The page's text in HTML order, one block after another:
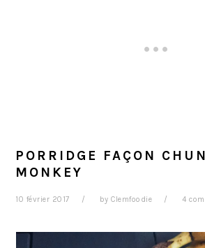
PORRIDGE FAÇON
MONKEY
10 février 2017 byClemfoodie 4